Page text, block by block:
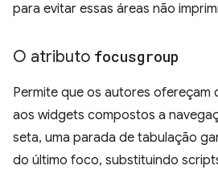
para evitar essas áreas não
O atributo focusgroup
Permite que os autores ofereçam
aos widgets compostos a
seta, uma parada de tabulação
do último foco, substituindo